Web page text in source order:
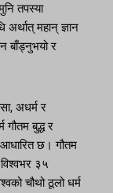
तपस्या
महान् ज्ञान
बाँड्नुभयो र
अधर्म र
गौतम बुद्ध र
आधारित छ। गौतम
३५
चौथो ठूलो धर्म